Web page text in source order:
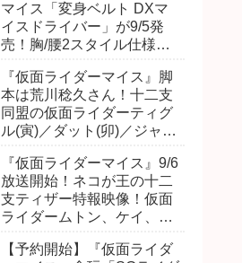
マイス「変身ベルト DXマ
イスドライバー」が9/5発
売！胸/腰2スタイル仕様！
ッシュ、ジャオ/バイト、ケ
イ/ショットボーンバックル
も！
『仮面ライダーマイス』脚
本は荒川稔久さん！十二支
同盟の仮面ライダーティグ
ル(寅)／ダット(卯)／ジャオ
尾達臣のキャストが発表！
トリガーのアキト金子隼也
さんも変身！
『仮面ライダーマイス』9/6
放送開始！ネコが王の十二
支ティザー特報映像！仮面
ライダームトン、ケイ、ヴ
開！ライダーは子丑寅卯辰
【予約開始】『仮面ライダ